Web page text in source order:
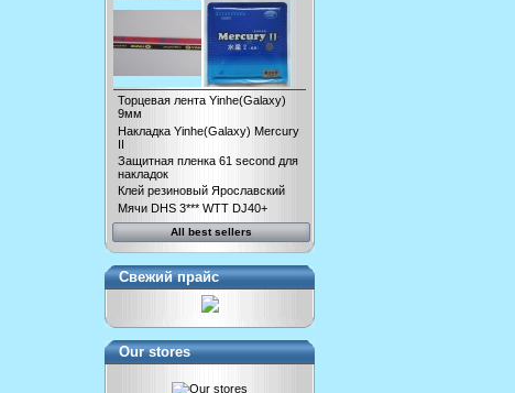
Торцевая лента Yinhe(Galaxy)
9мм
Накладка Yinhe(Galaxy) Mercury
II
Защитная пленка 61 second для
накладок
Клей резиновый Ярославский
Мячи DHS 3*** WTT DJ40+
All best sellers
Свежий прайс
Our stores